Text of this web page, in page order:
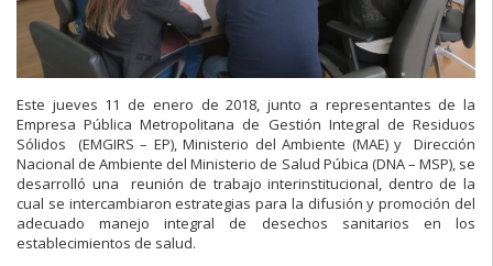
Este jueves 11 de enero de 2018, junto a representantes de la
Empresa Pública Metropolitana de Gestión Integral de Residuos
Sólidos (EMGIRS – EP), Ministerio del Ambiente (MAE) y Dirección
Nacional de Ambiente del Ministerio de Salud Púbica (DNA – MSP), se
desarrolló una reunión de trabajo interinstitucional, dentro de la
cual se intercambiaron estrategias para la difusión y promoción del
adecuado manejo integral de desechos sanitarios en los
establecimientos de salud.